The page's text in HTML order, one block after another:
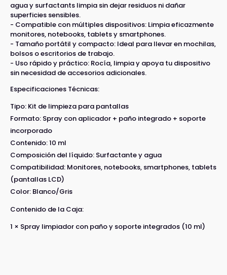
agua y surfactants limpia sin dejar residuos ni dañar
superficies sensibles.
- Compatible con múltiples dispositivos: Limpia eficazmente
monitores, notebooks, tablets y smartphones.
- Tamaño portátil y compacto: Ideal para llevar en mochilas,
bolsos o escritorios de trabajo.
- Uso rápido y práctico: Rocía, limpia y apoya tu dispositivo
sin necesidad de accesorios adicionales.
Especificaciones Técnicas:
Tipo: Kit de limpieza para pantallas
Formato: Spray con aplicador + paño integrado + soporte
incorporado
Contenido: 10 ml
Composición del líquido: Surfactante y agua
Compatibilidad: Monitores, notebooks, smartphones, tablets
(pantallas LCD)
Color: Blanco/Gris
Contenido de la Caja:
1 × Spray limpiador con paño y soporte integrados (10 ml)